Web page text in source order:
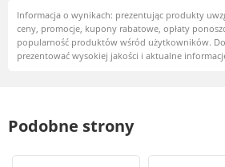
Informacja o wynikach: prezentując produkty
ceny, promocje, kupony rabatowe, opłaty
popularność produktów wśród użytkowników.
prezentować wysokiej jakości i aktualne
Podobne strony